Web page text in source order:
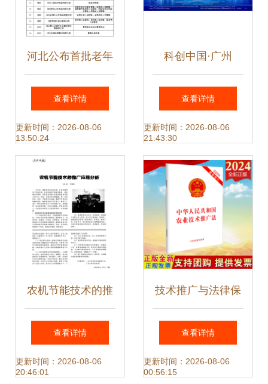
河北公布首批老年
用品推广目录，33
项产品引领银发经
济创新发展
查看详情
更新时间：2026-08-06
13:50:24
科创中国·广州
2021创交会 聚焦
生物医药创新前
沿，共绘产业技术
新蓝图
查看详情
更新时间：2026-08-06
21:43:30
农机节能技术的推
广应用分析——技
术推广路径与实践
查看详情
更新时间：2026-08-06
20:46:01
技术推广与法律保
障 论《1993年中
华人民共和国农业
查看详情
更新时间：2026-08-06
00:56:15